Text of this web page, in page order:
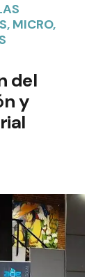
MICRO,
del
y